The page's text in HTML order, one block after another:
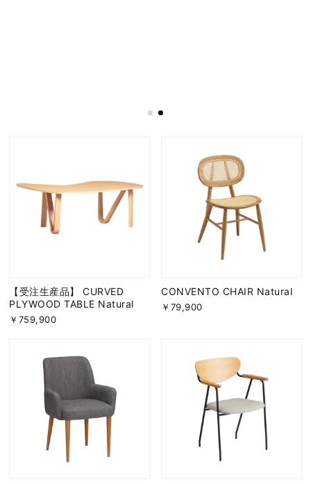
【受注生産品】 CURVED
PLYWOOD TABLE Natural
￥759,900
CONVENTO CHAIR Natural
￥79,900